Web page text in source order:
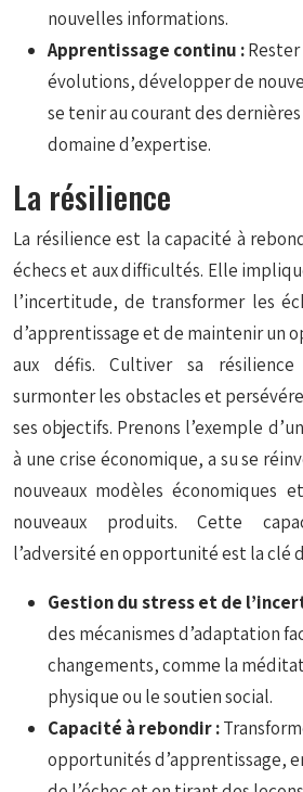
nouvelles informations.
Apprentissage continu :
évolutions, développer de
se tenir au courant des dernières
domaine d’expertise.
La résilience
La résilience est la capacité à
échecs et aux difficultés. Elle
l’incertitude, de transformer les
d’apprentissage et de maintenir un
aux défis. Cultiver sa
surmonter les obstacles et
ses objectifs. Prenons l’exemple
à une crise économique, a su se
nouveaux modèles économiques
nouveaux produits. Cette
l’adversité en opportunité est la clé
Gestion du stress et de
des mécanismes d’adaptation
changements, comme la
physique ou le soutien social.
Capacité à rebondir :
opportunités d’apprentissage,